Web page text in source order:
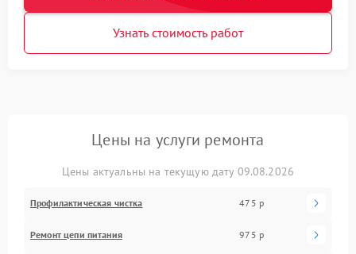
Узнать стоимость работ
Цены на услуги ремонта
Цены актуальны на текущую дату 09.08.2026
Профилактическая чистка 475 р
Ремонт цепи питания 975 р